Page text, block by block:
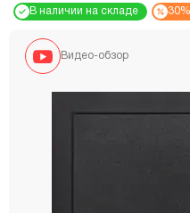
В наличии на складе
Видео-обзор